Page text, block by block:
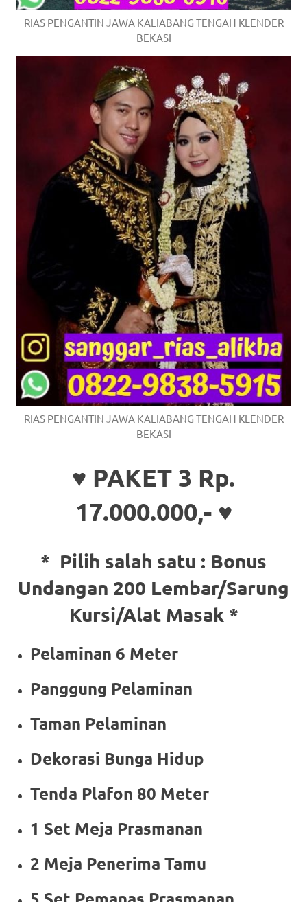
RIAS PENGANTIN JAWA KALIABANG TENGAH KLENDER
BEKASI
RIAS PENGANTIN JAWA KALIABANG TENGAH KLENDER
BEKASI
♥ PAKET 3 Rp.
17.000.000,- ♥
* Pilih salah satu : Bonus
Undangan 200 Lembar/Sarung
Kursi/Alat Masak *
Pelaminan 6 Meter
Panggung Pelaminan
Taman Pelaminan
Dekorasi Bunga Hidup
Tenda Plafon 80 Meter
1 Set Meja Prasmanan
2 Meja Penerima Tamu